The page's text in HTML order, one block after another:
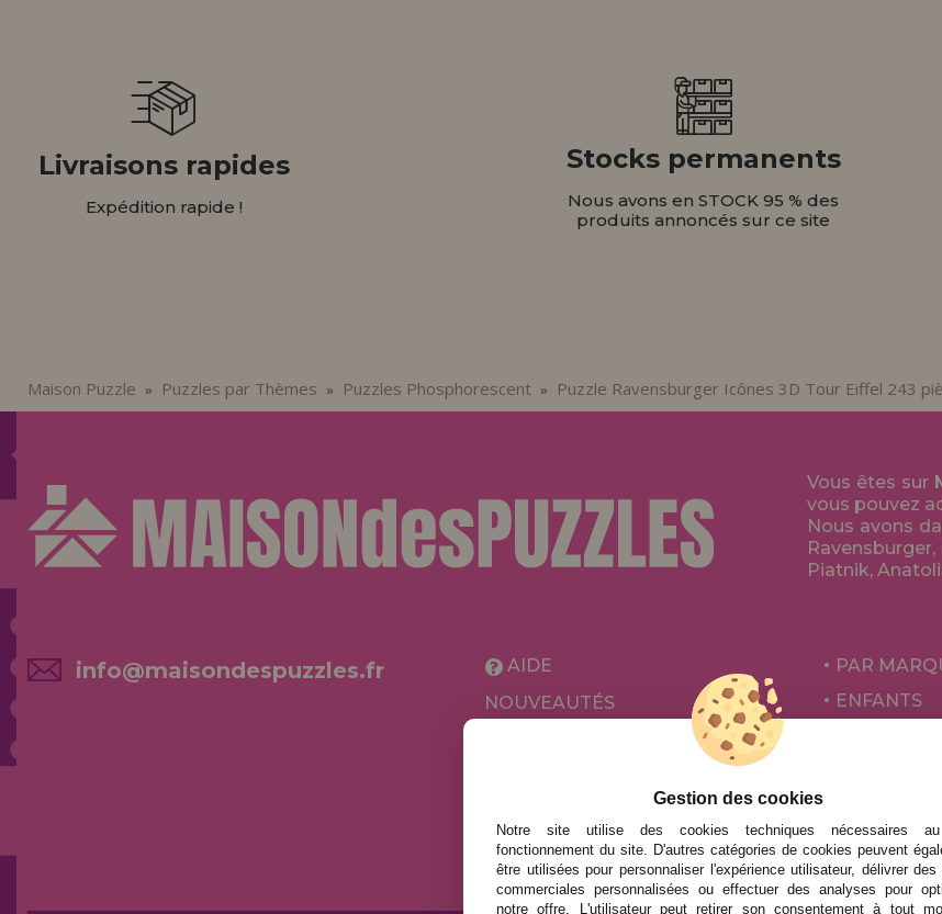
Livraisons rapides
Expédition rapide !
Stocks permanents
Nous avons en STOCK 95 % des
produits annoncés sur ce site
Maison Puzzle » Puzzles par Thèmes » Puzzles Phosphorescent » Puzzle Ravensburger Icônes 3D Tour Eiffel 243
Vous êtes sur
vous pouvez
Nous avons
Piatnik,
info@maisondespuzzles.fr
AIDE
NOUVEAUTÉS
PROMOTIONS ET OFFRES
PAR
ENFANTS
JEUX DE
Gestion des cookies
Notre site utilise des cookies techniques nécessaires
fonctionnement du site. D'autres catégories de cookies peuvent
être utilisées pour personnaliser l'expérience utilisateur, délivrer des
commerciales personnalisées ou effectuer des analyses pour
notre offre. L'utilisateur peut retirer son consentement à tout